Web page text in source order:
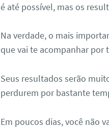
é até possível, mas os
Na verdade, o mais
que vai te acompanhar por
Seus resultados serão
perdurem por bastante
Em poucos dias, você não